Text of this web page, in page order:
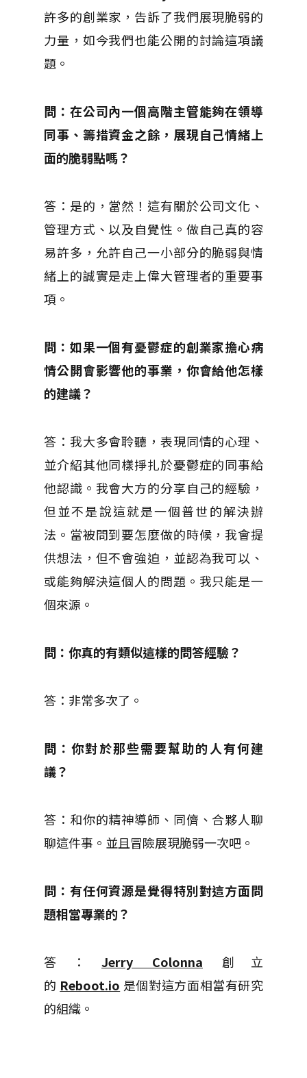
許多的創業家，告訴了我們展現脆弱的
力量，如今我們也能公開的討論這項議
題。
問：在公司內一個高階主管能夠在領導
同事、籌措資金之餘，展現自己情緒上
面的脆弱點嗎？
答：是的，當然！這有關於公司文化、
管理方式、以及自覺性。做自己真的容
易許多，允許自己一小部分的脆弱與情
緒上的誠實是走上偉大管理者的重要事
項。
問：如果一個有憂鬱症的創業家擔心病
情公開會影響他的事業，你會給他怎樣
的建議？
答：我大多會聆聽，表現同情的心理、
並介紹其他同樣掙扎於憂鬱症的同事給
他認識。我會大方的分享自己的經驗，
但並不是說這就是一個普世的解決辦
法。當被問到要怎麼做的時候，我會提
供想法，但不會強迫，並認為我可以、
或能夠解決這個人的問題。我只能是一
個來源。
問：你真的有類似這樣的問答經驗？
答：非常多次了。
問：你對於那些需要幫助的人有何建
議？
答：和你的精神導師、同儕、合夥人聊
聊這件事。並且冒險展現脆弱一次吧。
問：有任何資源是覺得特別對這方面問
題相當專業的？
答： Jerry Colonna 創立
的 Reboot.io 是個對這方面相當有研究
的組織。